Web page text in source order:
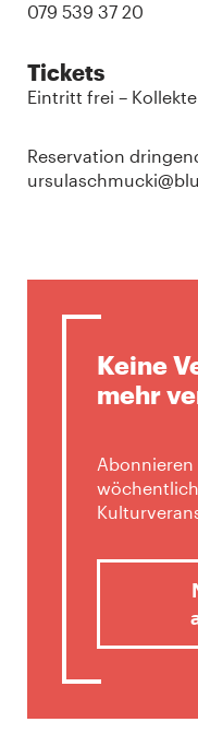
079 539 37 20
Tickets
Eintritt frei – Kollekte
Reservation
Keine
mehr
Abonnieren